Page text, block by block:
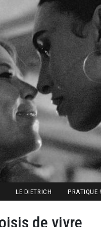
LE DIETRICH PRATIQUE !
de vivre